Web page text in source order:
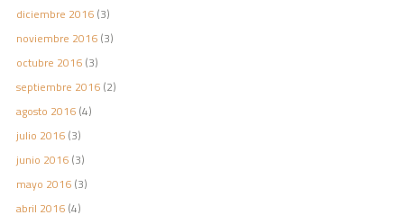
diciembre 2016(3)
noviembre 2016(3)
octubre 2016(3)
septiembre 2016(2)
agosto 2016(4)
julio 2016(3)
junio 2016(3)
mayo 2016(3)
abril 2016(4)